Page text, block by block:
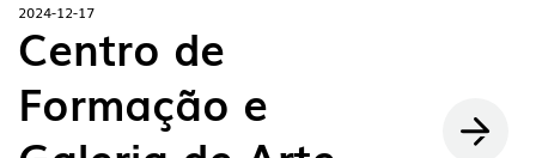
2024-12-17
Centro de
Formação e